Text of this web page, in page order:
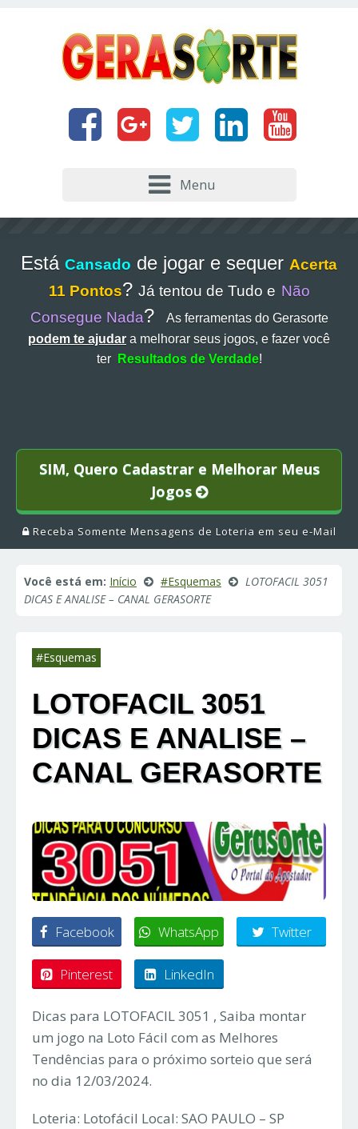
Menu
Está Cansado de jogar e sequer Acerta
11 Pontos? Já tentou de Tudo e Não
Consegue Nada?
As ferramentas do Gerasorte
podem te ajudar a melhorar seus jogos, e fazer você
ter
Resultados de Verdade!
SIM, Quero Cadastrar e Melhorar Meus
Jogos
Receba Somente Mensagens de Loteria em seu e-Mail
Você está em: Início #Esquemas
LOTOFACIL 3051
DICAS E ANALISE – CANAL GERASORTE
#Esquemas
LOTOFACIL 3051
DICAS E ANALISE –
CANAL GERASORTE
Facebook WhatsApp Twitter
Pinterest LinkedIn
Dicas para LOTOFACIL 3051 , Saiba montar
um jogo na Loto Fácil com as Melhores
Tendências para o próximo sorteio que será
no dia 12/03/2024.
Loteria: Lotofácil Local: SAO PAULO – SP